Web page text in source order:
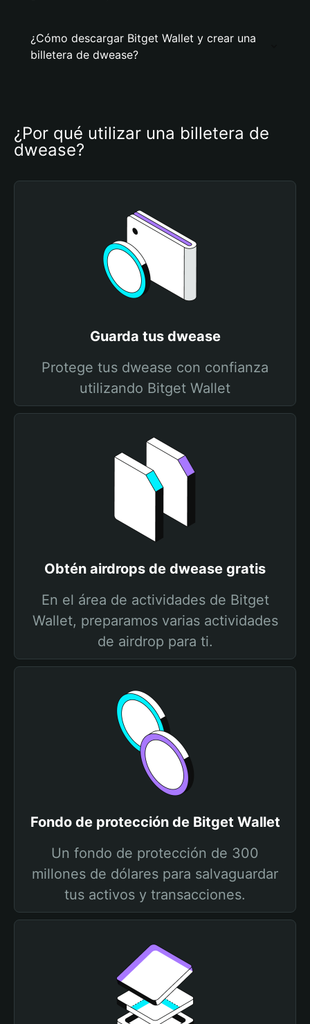
¿Cómo descargar Bitget Wallet y crear una
billetera de dwease?
¿Por qué utilizar una billetera de
dwease?
Guarda tus dwease
Protege tus dwease con confianza
utilizando Bitget Wallet
Obtén airdrops de dwease gratis
En el área de actividades de Bitget
Wallet, preparamos varias actividades
de airdrop para ti.
Fondo de protección de Bitget Wallet
Un fondo de protección de 300
millones de dólares para salvaguardar
tus activos y transacciones.